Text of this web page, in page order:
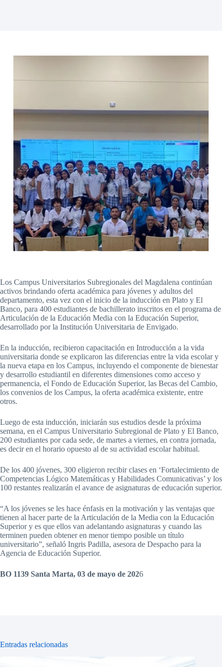
Los Campus Universitarios Subregionales del Magdalena continúan
activos brindando oferta académica para jóvenes y adultos del
departamento, esta vez con el inicio de la inducción en Plato y El
Banco, para 400 estudiantes de bachillerato inscritos en el programa de
Articulación de la Educación Media con la Educación Superior,
desarrollado por la Institución Universitaria de Envigado.
En la inducción, recibieron capacitación en Introducción a la vida
universitaria donde se explicaron las diferencias entre la vida escolar y
la nueva etapa en los Campus, incluyendo el componente de bienestar
y desarrollo estudiantil en diferentes dimensiones como acceso y
permanencia, el Fondo de Educación Superior, las Becas del Cambio,
los convenios de los Campus, la oferta académica existente, entre
otros.
Luego de esta inducción, iniciarán sus estudios desde la próxima
semana, en el Campus Universitario Subregional de Plato y El Banco,
200 estudiantes por cada sede, de martes a viernes, en contra jornada,
es decir en el horario opuesto al de su actividad escolar habitual.
De los 400 jóvenes, 300 eligieron recibir clases en ‘Fortalecimiento de
Competencias Lógico Matemáticas y Habilidades Comunicativas’ y los
100 restantes realizarán el avance de asignaturas de educación superior.
“A los jóvenes se les hace énfasis en la motivación y las ventajas que
tienen al hacer parte de la Articulación de la Media con la Educación
Superior y es que ellos van adelantando asignaturas y cuando las
terminen pueden obtener en menor tiempo posible un título
universitario”, señaló Ingris Padilla, asesora de Despacho para la
Agencia de Educación Superior.
BO 1139 Santa Marta, 03 de mayo de 2026
Entradas relacionadas